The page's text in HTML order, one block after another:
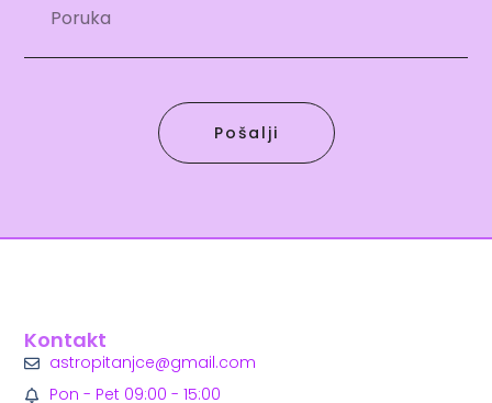
Pošalji
Kontakt
astropitanjce@gmail.com
Pon - Pet 09:00 - 15:00